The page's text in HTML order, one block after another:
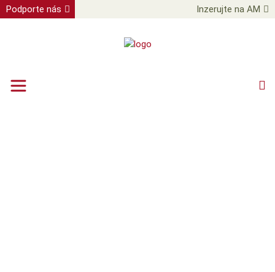
Podporte nás Inzerujte na AM